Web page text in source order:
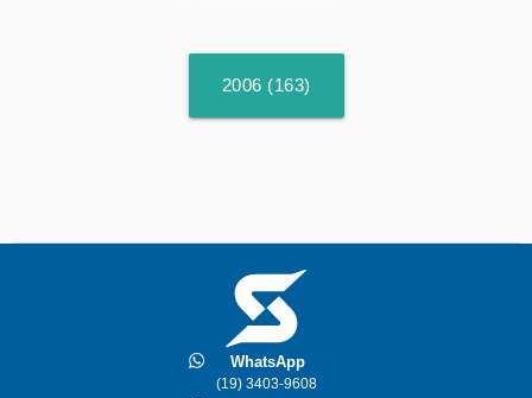
2006 (163)
WhatsApp
(19) 3403-9608